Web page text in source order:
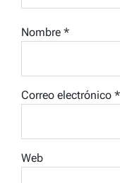
Nombre *
Correo electrónico *
Web